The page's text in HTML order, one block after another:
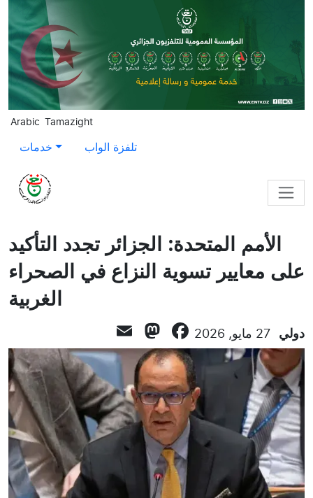
Skip to main content
Arabic Tamazight
خدمات تلفزة الواب
الأمم المتحدة: الجزائر تجدد التأكيد
على معايير تسوية النزاع في الصحراء
الغربية
دولي 27 مايو, 2026 Facebook
Mastodon